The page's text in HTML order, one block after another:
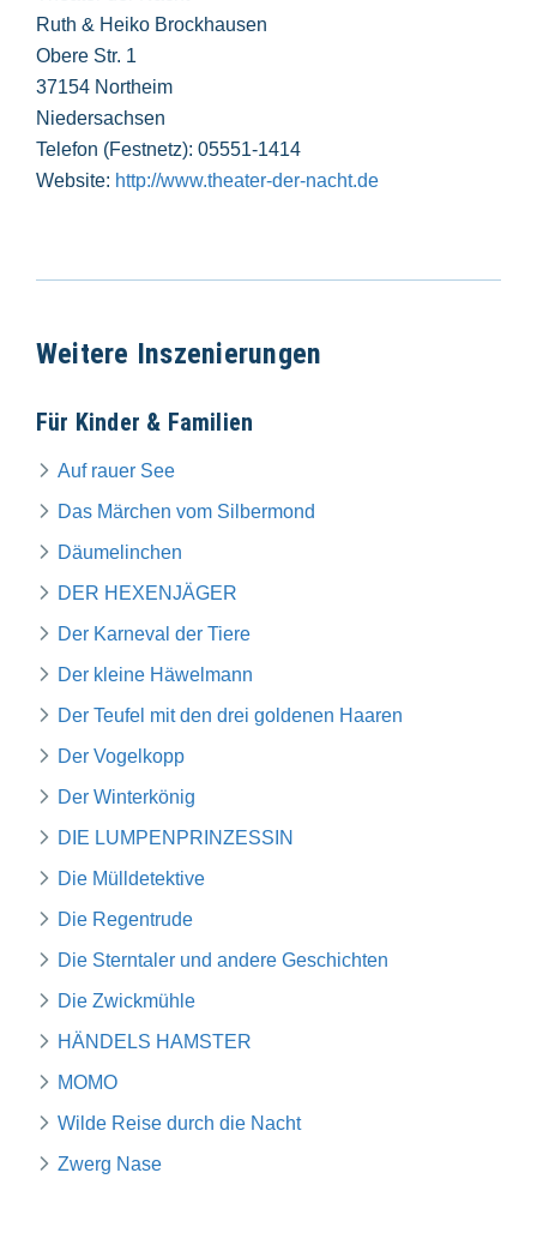
Ruth & Heiko Brockhausen
Obere Str. 1
37154 Northeim
Niedersachsen
Telefon (Festnetz): 05551-1414
Website: http://www.theater-der-nacht.de
Weitere Inszenierungen
Für Kinder & Familien
Auf rauer See
Das Märchen vom Silbermond
Däumelinchen
DER HEXENJÄGER
Der Karneval der Tiere
Der kleine Häwelmann
Der Teufel mit den drei goldenen Haaren
Der Vogelkopp
Der Winterkönig
DIE LUMPENPRINZESSIN
Die Mülldetektive
Die Regentrude
Die Sterntaler und andere Geschichten
Die Zwickmühle
HÄNDELS HAMSTER
MOMO
Wilde Reise durch die Nacht
Zwerg Nase